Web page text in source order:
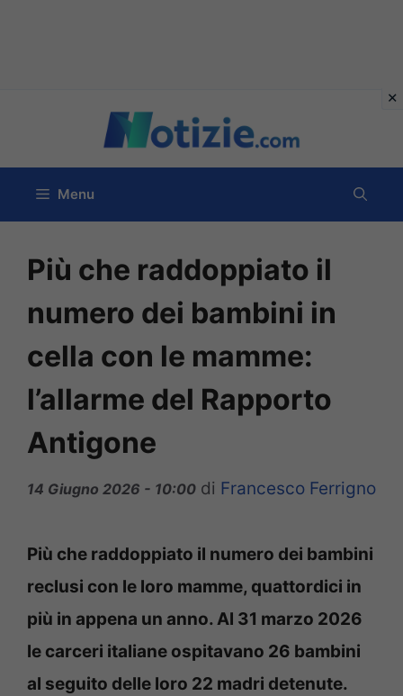
contenuto
Menu
Più che raddoppiato il
numero dei bambini in
cella con le mamme:
l’allarme del Rapporto
Antigone
14 Giugno 2026 - 10:00 di Francesco Ferrigno
Più che raddoppiato il numero dei bambini
reclusi con le loro mamme, quattordici in
più in appena un anno. Al 31 marzo 2026
le carceri italiane ospitavano 26 bambini
al seguito delle loro 22 madri detenute.